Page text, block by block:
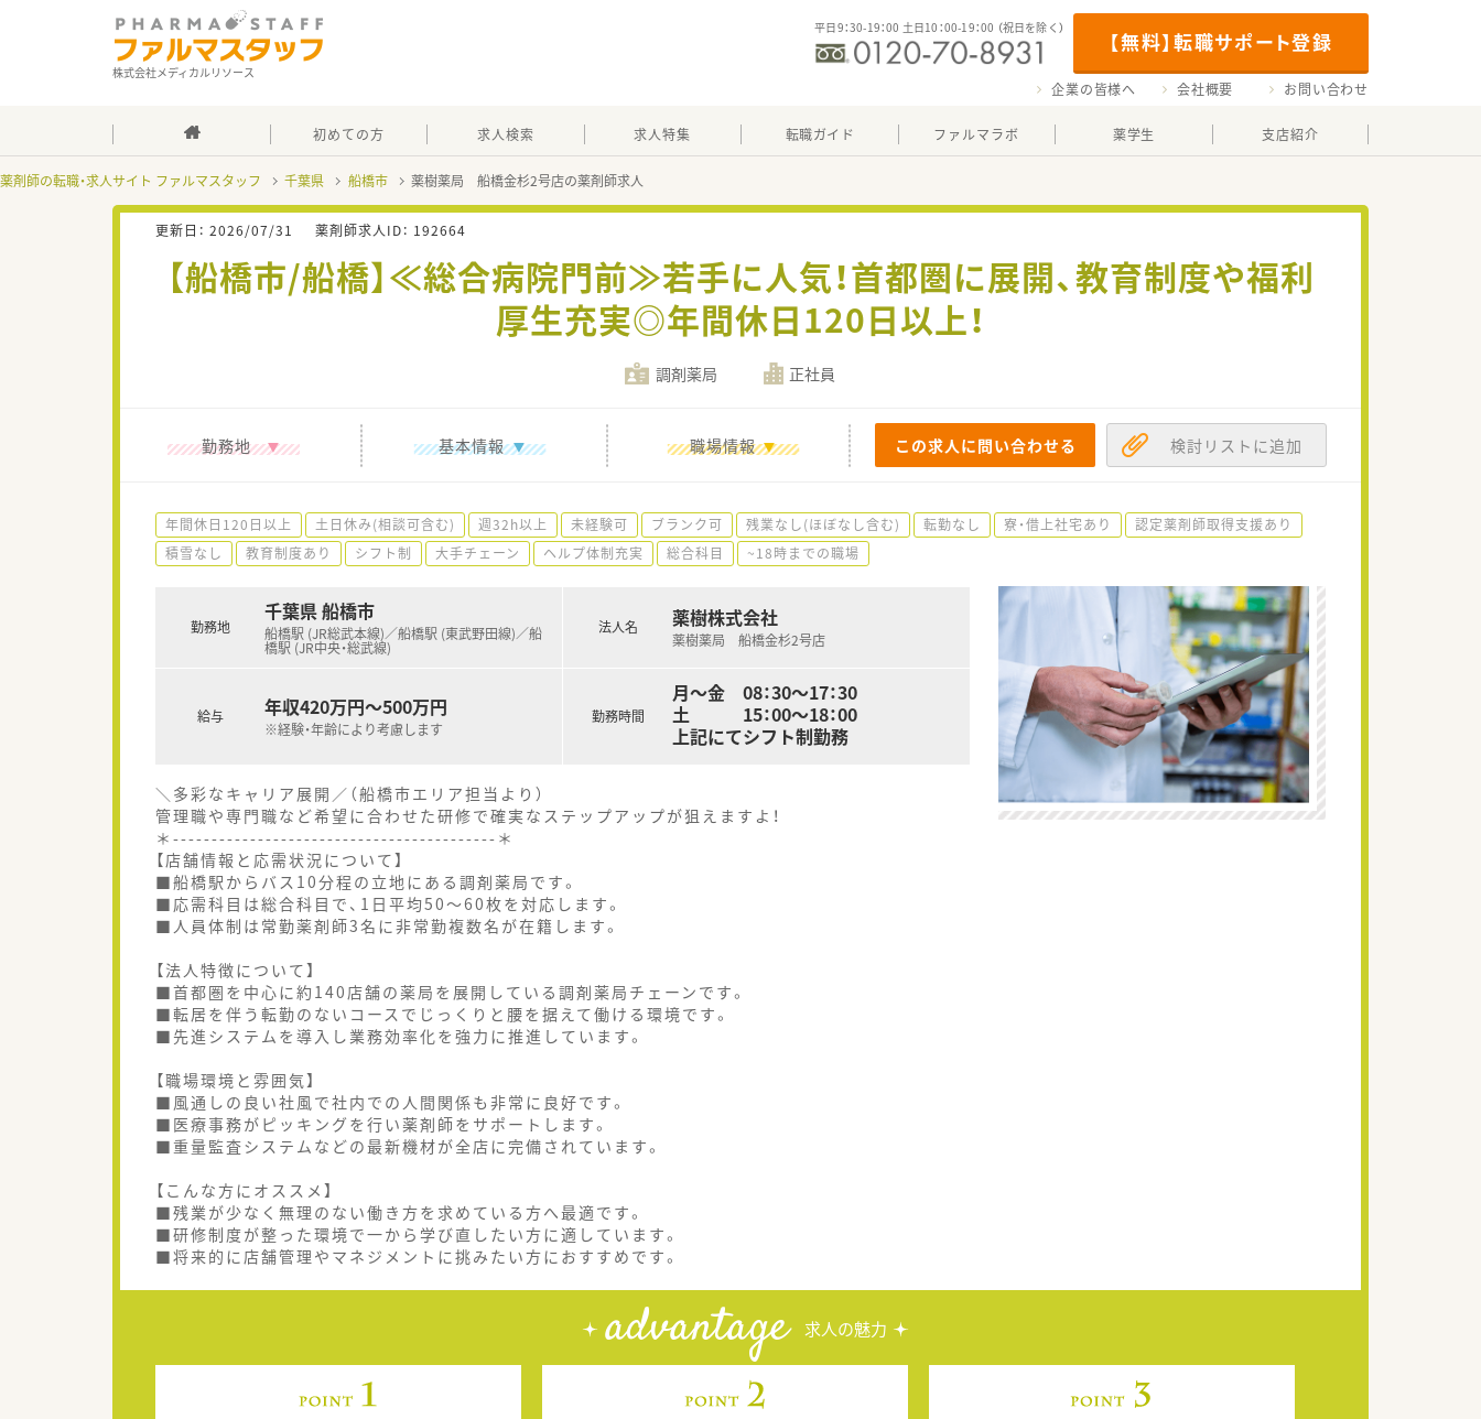
株式会社メディカルリソース
【無料】転職サポート登録
平日9：30-19：00 土日10：00-19：00 （祝日を除く）
企業の皆様へ 会社概要 お問い合わせ
初めての方 求人検索 求人特集 転職ガイド ファルマラボ 薬学生 支店紹介
薬剤師の転職・求人サイト ファルマスタッフ 千葉県 船橋市 薬樹薬局 船橋金杉2号店の薬剤師求人
更新日： 2026/07/31 薬剤師求人ID： 192664
【船橋市/船橋】≪総合病院門前≫若手に人気！首都圏に展開、教育制度や福利
厚生充実◎年間休日120日以上！
調剤薬局 正社員
勤務地 基本情報 職場情報 この求人に問い合わせる 検討リストに追加
年間休日120日以上 土日休み(相談可含む) 週32h以上 未経験可 ブランク可 残業なし(ほぼなし含む) 転勤なし 寮・借上社宅あり
認定薬剤師取得支援あり
積雪なし
教育制度あり シフト制 大手チェーン ヘルプ体制充実 総合科目 ~18時までの職場
勤務地
千葉県 船橋市
船橋駅 (JR総武本線)／船橋駅 (東武野田線)／船
橋駅 (JR中央・総武線)
給与 年収420万円～500万円
※経験・年齢により考慮します
法人名 薬樹株式会社
薬樹薬局 船橋金杉2号店
勤務時間
月～金 08：30～17：30
土 15：00～18：00
上記にてシフト制勤務
＼多彩なキャリア展開／（船橋市エリア担当より）
管理職や専門職など希望に合わせた研修で確実なステップアップが狙えますよ！
＊------------------------------------------＊
【店舗情報と応需状況について】
■船橋駅からバス10分程の立地にある調剤薬局です。
■応需科目は総合科目で、1日平均50〜60枚を対応します。
■人員体制は常勤薬剤師3名に非常勤複数名が在籍します。
【法人特徴について】
■首都圏を中心に約140店舗の薬局を展開している調剤薬局チェーンです。
■転居を伴う転勤のないコースでじっくりと腰を据えて働ける環境です。
■先進システムを導入し業務効率化を強力に推進しています。
【職場環境と雰囲気】
■風通しの良い社風で社内での人間関係も非常に良好です。
■医療事務がピッキングを行い薬剤師をサポートします。
■重量監査システムなどの最新機材が全店に完備されています。
【こんな方にオススメ】
■残業が少なく無理のない働き方を求めている方へ最適です。
■研修制度が整った環境で一から学び直したい方に適しています。
■将来的に店舗管理やマネジメントに挑みたい方におすすめです。
advantage 求人の魅力